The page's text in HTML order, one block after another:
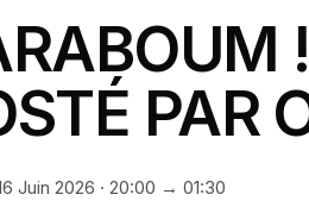
PAR
Juin 2026 · 20:00 → 01:30